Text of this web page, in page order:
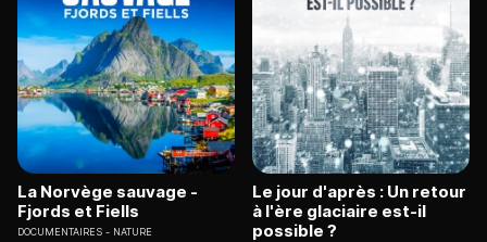
La Norvège sauvage -
Fjords et Fiells
DOCUMENTAIRES NATURE
Le jour d'après : Un retour
à l'ère glaciaire est-il
possible ?